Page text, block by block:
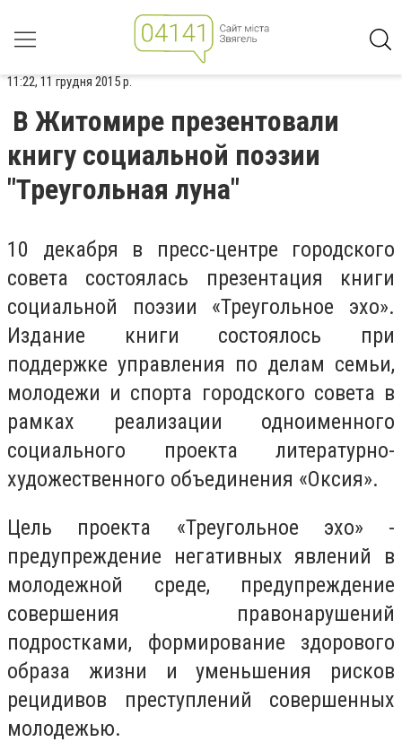
11:22, 11 грудня 2015 р.
В Житомире презентовали
книгу социальной поэзии
"Треугольная луна"
10 декабря в пресс-центре городского
совета состоялась презентация книги
социальной поэзии «Треугольное эхо».
Издание книги состоялось при
поддержке управления по делам семьи,
молодежи и спорта городского совета в
рамках реализации одноименного
социального проекта литературно-
художественного объединения «Оксия».
Цель проекта «Треугольное эхо» -
предупреждение негативных явлений в
молодежной среде, предупреждение
совершения правонарушений
подростками, формирование здорового
образа жизни и уменьшения рисков
рецидивов преступлений совершенных
молодежью.